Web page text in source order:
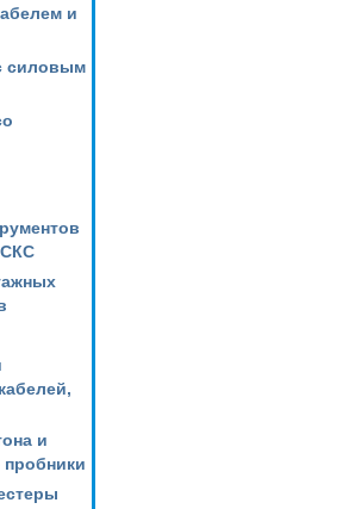
и
силовым
и